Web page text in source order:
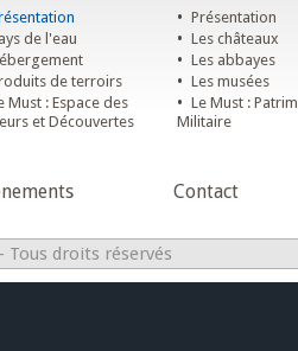
de l'eau
de terroirs
Must : Espace des
et Découvertes
• Présentation
• Les châteaux
• Les abbayes
• Les musées
• Le Must :
Militaire
Contact
droits réservés